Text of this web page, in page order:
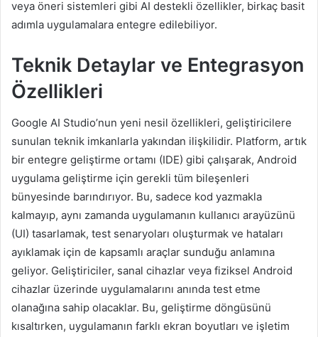
veya öneri sistemleri gibi AI destekli özellikler, birkaç basit
adımla uygulamalara entegre edilebiliyor.
Teknik Detaylar ve Entegrasyon
Özellikleri
Google AI Studio’nun yeni nesil özellikleri, geliştiricilere
sunulan teknik imkanlarla yakından ilişkilidir. Platform, artık
bir entegre geliştirme ortamı (IDE) gibi çalışarak, Android
uygulama geliştirme için gerekli tüm bileşenleri
bünyesinde barındırıyor. Bu, sadece kod yazmakla
kalmayıp, aynı zamanda uygulamanın kullanıcı arayüzünü
(UI) tasarlamak, test senaryoları oluşturmak ve hataları
ayıklamak için de kapsamlı araçlar sunduğu anlamına
geliyor. Geliştiriciler, sanal cihazlar veya fiziksel Android
cihazlar üzerinde uygulamalarını anında test etme
olanağına sahip olacaklar. Bu, geliştirme döngüsünü
kısaltırken, uygulamanın farklı ekran boyutları ve işletim